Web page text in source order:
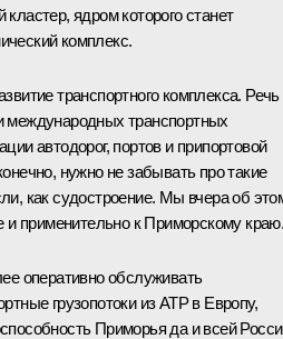
кластер, ядром которого станет
комплекс.
транспортного комплекса. Речь
международных транспортных
автодорог, портов и припортовой
нужно не забывать про такие
как судостроение. Мы вчера об
и применительно к Приморскому
оперативно обслуживать
грузопотоки из АТР в Европу,
Приморья да и всей